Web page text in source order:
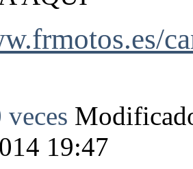
veces
19:47